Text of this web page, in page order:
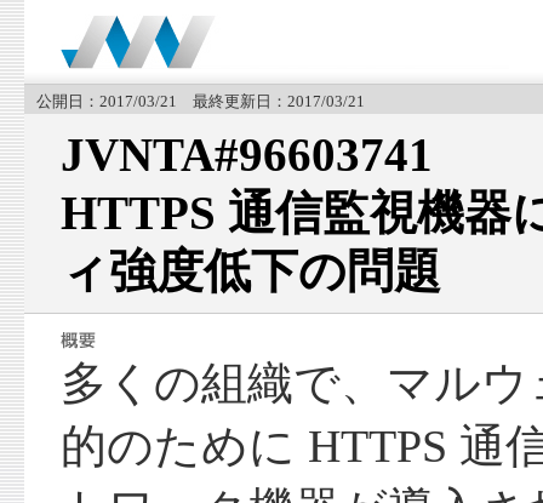
公開日：2017/03/21 最終更新日：2017/03/21
JVNTA#96603741
HTTPS 通信監視機器
ィ強度低下の問題
多くの組織で、マル
的のために HTTPS 通